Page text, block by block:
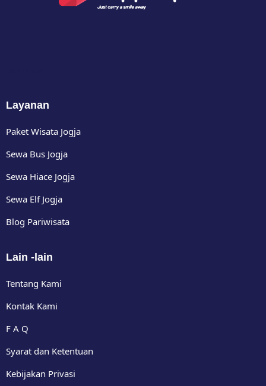
Layanan
Paket Wisata Jogja
Sewa Bus Jogja
Sewa Hiace Jogja
Sewa Elf Jogja
Blog Pariwisata
Lain -lain
Tentang Kami
Kontak Kami
F A Q
Syarat dan Ketentuan
Kebijakan Privasi